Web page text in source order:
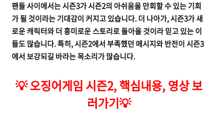
팬들 사이에서는 시즌3가 시즌2의 아쉬움을 만회할 수 있는 기회
가 될 것이라는 기대감이 커지고 있습니다. 더 나아가, 시즌3가 새
로운 캐릭터와 더 흥미로운 스토리로 돌아올 것이라 믿고 있는 이
들도 많습니다. 특히, 시즌2에서 부족했던 메시지와 반전이 시즌3
에서 보강되길 바라는 목소리가 많습니다.
💡오징어게임 시즌2, 핵심내용, 영상 보
러가기💡